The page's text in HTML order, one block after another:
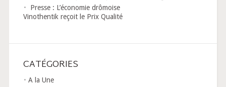
Presse : L’économie drômoise
Vinothentik reçoit le Prix Qualité
CATÉGORIES
A la Une